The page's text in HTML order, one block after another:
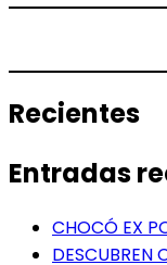
Recientes
Entradas
CHOCÓ EX
DESCUBREN